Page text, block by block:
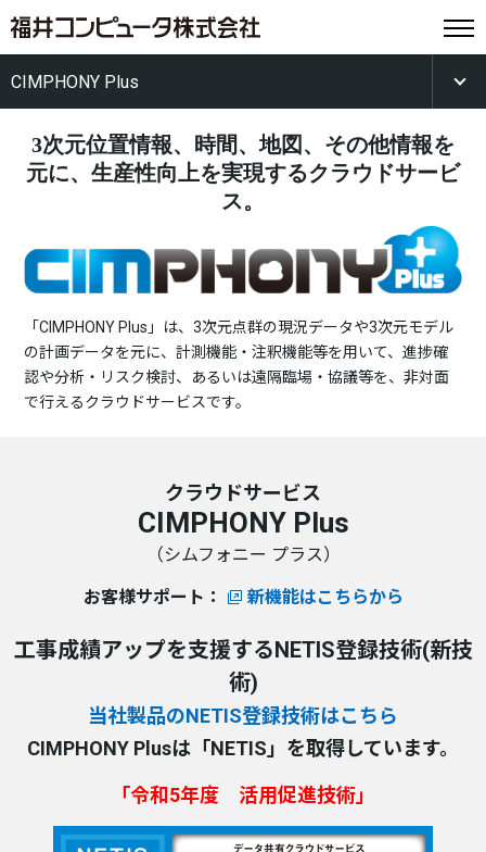
3次元位置情報、時間、地図、その他情報を
元に、 生産性向上を実現するクラウドサービ
ス。
「CIMPHONY Plus」は、3次元点群の現況データや3次元モデル
の計画データを元に、計測機能・注釈機能等を用いて、進捗確
認や分析・リスク検討、あるいは遠隔臨場・協議等を、非対面
で行えるクラウドサービスです。
CIMPHONY Plus
クラウドサービス
CIMPHONY Plus
（シムフォニー プラス）
お客様サポート： 新機能はこちらから
工事成績アップを支援するNETIS登録技術(新技
術)
当社製品のNETIS登録技術はこちら
CIMPHONY Plusは「NETIS」を取得しています。
「令和5年度 活用促進技術」